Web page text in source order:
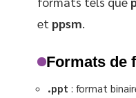
et ppsm
Formats de
.ppt : format